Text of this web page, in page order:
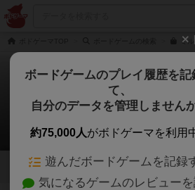
ミ
ミルフィオリ
0件の戦略やコツ
4 14
ボードゲームのプレイ履歴を記
て、
自分のデータを管理しません
約75,000人がボドゲーマを利用
遊んだボードゲームを記録
気になるゲームのレビュー